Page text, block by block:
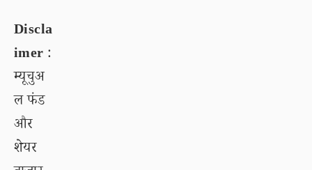
Discla
imer :
म्यूचुअ
ल फंड
और
शेयर